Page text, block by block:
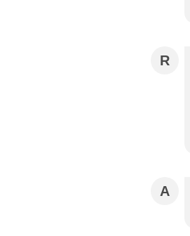
R
A